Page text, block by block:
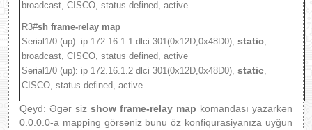
broadcast, CISCO, status defined, active
R3#sh frame-relay map
Serial1/0 (up): ip 172.16.1.1 dlci 301(0x12D,0x48D0), static,
broadcast, CISCO, status defined, active
Serial1/0 (up): ip 172.16.1.2 dlci 301(0x12D,0x48D0), static,
CISCO, status defined, active
Qeyd: Əgər siz show frame-relay map komandası yazarkən
0.0.0.0-a mapping görsəniz bunu öz konfiqurasiyanıza uyğun